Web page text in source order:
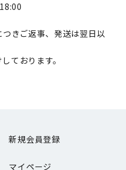
きご返事、発送は翌日以
ております。
新規会員登録
マイページ